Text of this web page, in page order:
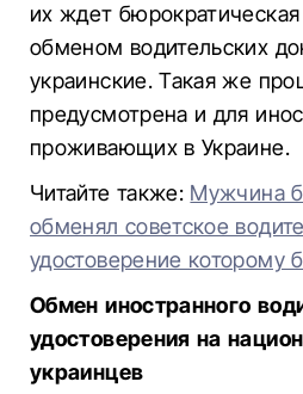
их ждет бюрократическая
обменом водительских
украинские. Такая же
предусмотрена и для
проживающих в Украине.
Читайте также: Мужчина
обменял советское
удостоверение которому
Обмен иностранного
удостоверения на
украинцев